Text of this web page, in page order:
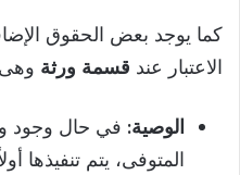
كما يوجد بعض الحقوق
الاعتبار عند قسمة ورثة وهى
الوصية: في حال وجود
المتوفى، يتم تنفيذها